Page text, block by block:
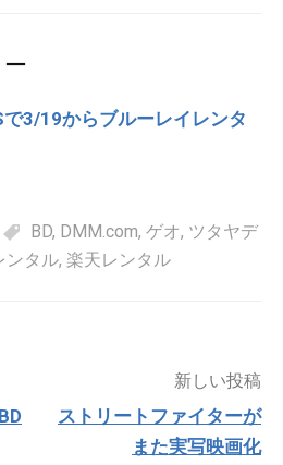
で3/19からブルーレイレンタ
BD, DMM.com, ゲオ, ツタヤデ
ンタル, 楽天レンタル
新しい投稿
ストリートファイターが
また実写映画化